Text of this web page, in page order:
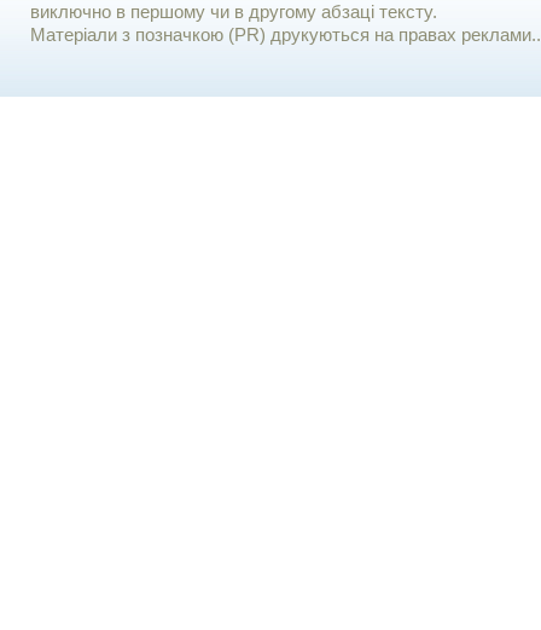
виключно в першому чи в другому абзаці тексту.
Матеріали з позначкою (PR) друкуються на правах реклами..